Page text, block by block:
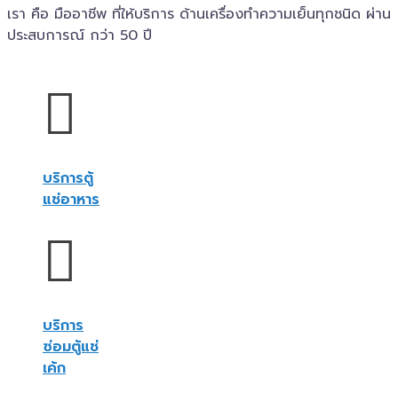
เรา คือ มืออาชีพ ที่ให้บริการ ด้านเครื่องทำความเย็นทุกชนิด ผ่าน
ประสบการณ์ กว่า 50 ปี
บริการตู้
แช่อาหาร
บริการ
ซ่อมตู้แช่
เค้ก